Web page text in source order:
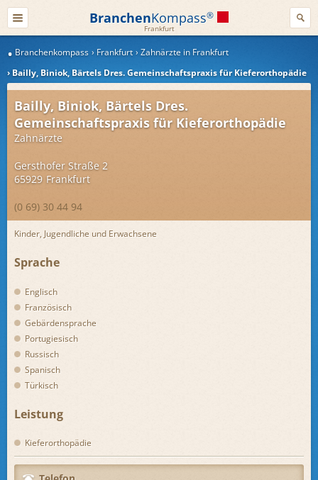
BranchenKompass®
Frankfurt
Branchenkompass Frankfurt
Zahnärzte in Frankfurt
Bailly, Biniok, Bärtels Dres. Gemeinschaftspraxis für Kieferorthopädie
Bailly, Biniok, Bärtels Dres.
Gemeinschaftspraxis für Kieferorthopädie
Zahnärzte
Gersthofer Straße 2
65929 Frankfurt
(0 69) 30 44 94
Kinder, Jugendliche und Erwachsene
Sprache
Englisch
Französisch
Gebärdensprache
Portugiesisch
Russisch
Spanisch
Türkisch
Leistung
Kieferorthopädie